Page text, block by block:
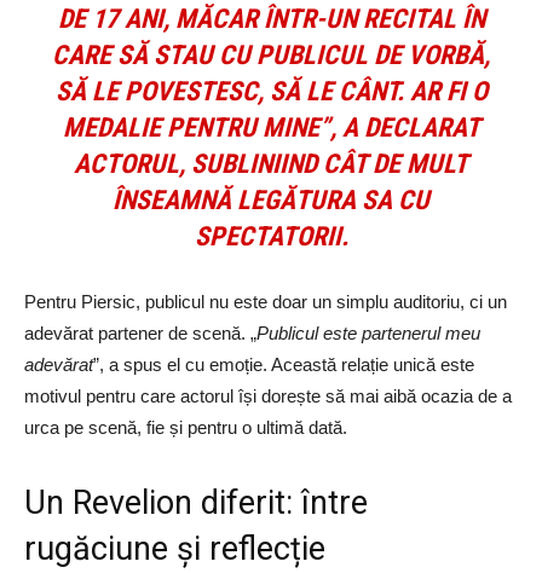
DE 17 ANI, MĂCAR ÎNTR-UN RECITAL ÎN
CARE SĂ STAU CU PUBLICUL DE VORBĂ,
SĂ LE POVESTESC, SĂ LE CÂNT. AR FI O
MEDALIE PENTRU MINE”, A DECLARAT
ACTORUL, SUBLINIIND CÂT DE MULT
ÎNSEAMNĂ LEGĂTURA SA CU
SPECTATORII.
Pentru Piersic, publicul nu este doar un simplu auditoriu, ci un
adevărat partener de scenă. „Publicul este partenerul meu
adevărat”, a spus el cu emoție. Această relație unică este
motivul pentru care actorul își dorește să mai aibă ocazia de a
urca pe scenă, fie și pentru o ultimă dată.
Un Revelion diferit: între
rugăciune și reflecție